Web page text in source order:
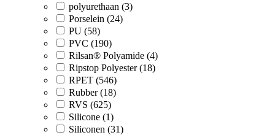
polyurethaan (3)
Porselein (24)
PU (58)
PVC (190)
Rilsan® Polyamide (4)
Ripstop Polyester (18)
RPET (546)
Rubber (18)
RVS (625)
Silicone (1)
Siliconen (31)